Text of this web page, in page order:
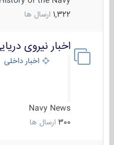
1,322 ارسال ها
اخبار نیروی دریایی
اخبار داخلی
Navy News
300 ارسال ها